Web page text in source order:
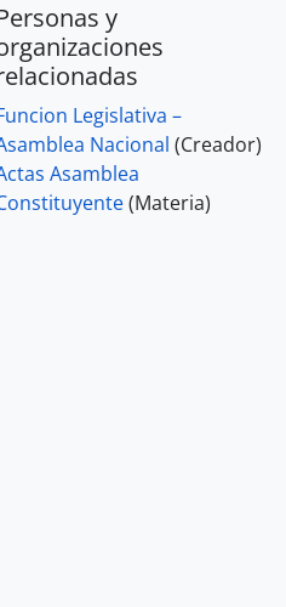
y
Legislativa –
Nacional (Creador)
Asamblea
(Materia)